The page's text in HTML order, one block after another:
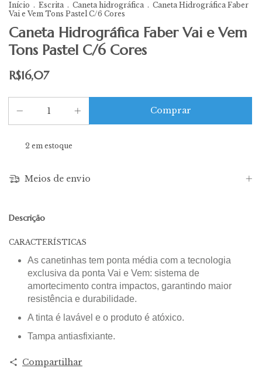
Início . Escrita . Caneta hidrográfica . Caneta Hidrográfica Faber
Vai e Vem Tons Pastel C/6 Cores
Caneta Hidrográfica Faber Vai e Vem
Tons Pastel C/6 Cores
R$16,07
2 em estoque
Meios de envio
Descrição
CARACTERÍSTICAS
As canetinhas tem ponta média com a tecnologia
exclusiva da ponta Vai e Vem: sistema de
amortecimento contra impactos, garantindo maior
resistência e durabilidade.
A tinta é lavável e o produto é atóxico.
Tampa antiasfixiante.
Compartilhar